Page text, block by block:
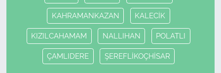
KAHRAMANKAZAN KALECİK
KIZILCAHAMAM NALLIHAN POLATLI
ÇAMLIDERE ŞEREFLİKOÇHİSAR